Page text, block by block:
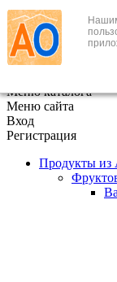
+7 (495) 646-888-1
В корзине
Меню каталога
Меню сайта
Вход
Регистрация
Продукты из